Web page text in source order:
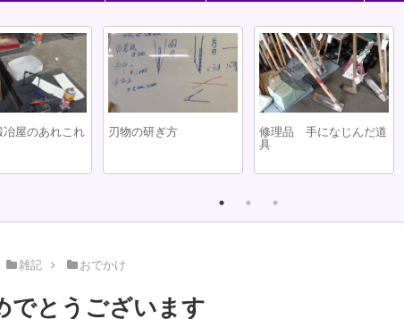
冶屋のあれこれ 刃物の研ぎ方
修理品 手になじんだ道
具
雑記 おでかけ
でとうございます